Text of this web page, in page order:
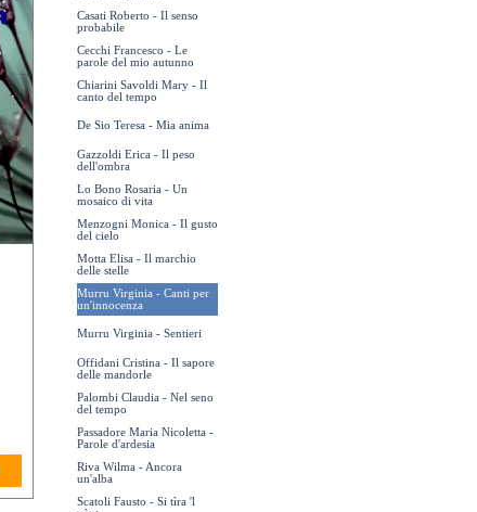
Casati Roberto - Il senso
probabile
Cecchi Francesco - Le
parole del mio autunno
Chiarini Savoldi Mary - Il
canto del tempo
De Sio Teresa - Mia anima
Gazzoldi Erica - Il peso
dell'ombra
Lo Bono Rosaria - Un
mosaico di vita
Menzogni Monica - Il gusto
del cielo
Motta Elisa - Il marchio
delle stelle
Murru Virginia - Canti per
un'innocenza
Murru Virginia - Sentieri
Offidani Cristina - Il sapore
delle mandorle
Palombi Claudia - Nel seno
del tempo
Passadore Maria Nicoletta -
Parole d'ardesia
Riva Wilma - Ancora
un'alba
Scatoli Fausto - Si tìra 'l